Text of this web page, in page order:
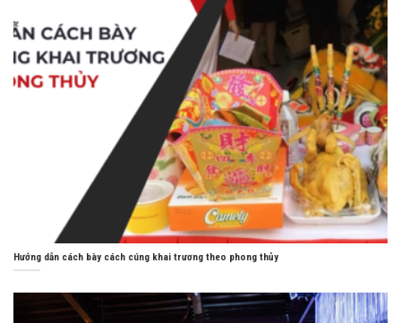
Hướng dẫn cách bày cách cúng khai trương theo phong thủy